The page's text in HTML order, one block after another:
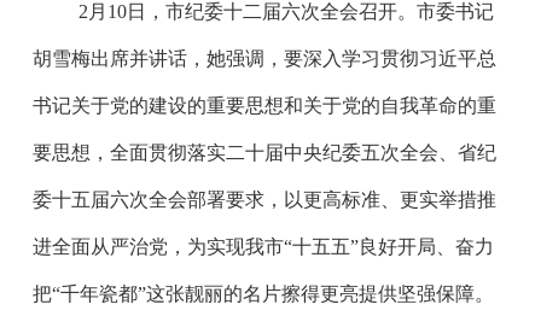
2月10日，市纪委十二届六次全会召开。市委书记
胡雪梅出席并讲话，她强调，要深入学习贯彻习近平总
书记关于党的建设的重要思想和关于党的自我革命的重
要思想，全面贯彻落实二十届中央纪委五次全会、省纪
委十五届六次全会部署要求，以更高标准、更实举措推
进全面从严治党，为实现我市“十五五”良好开局、奋力
把“千年瓷都”这张靓丽的名片擦得更亮提供坚强保障。